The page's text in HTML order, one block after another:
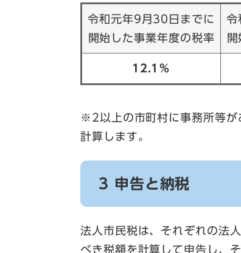
令和元年9月30日までに
開始した事業年度の税率
令
12.1％
※2以上の市町村に事務所等が
計算します。
3 申告と納税
法人市民税は、それぞれの法
べき税額を計算して申告し、